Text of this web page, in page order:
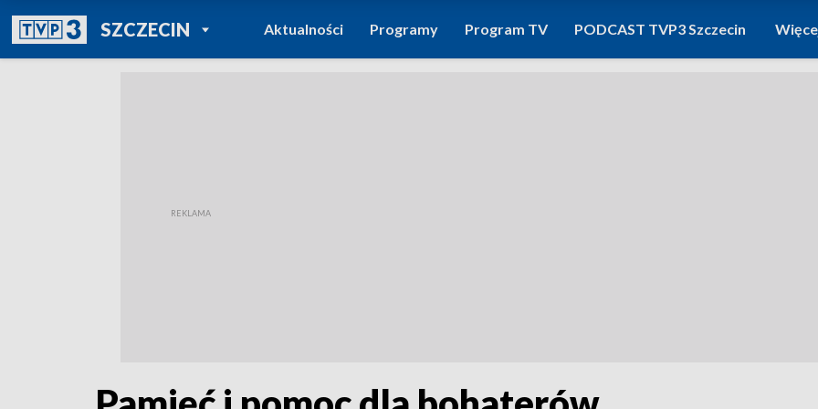
SZCZECINPOWRÓT DO
TVP REGIONY
Aktualności Programy Program TV PODCAST TVP3 Szczecin